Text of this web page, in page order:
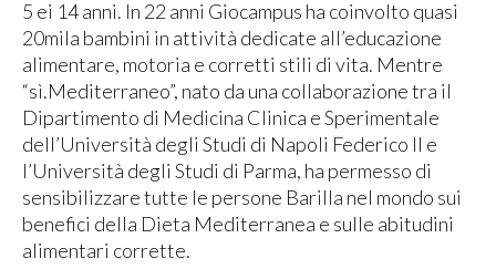
5 ei 14 anni. In 22 anni Giocampus ha coinvolto quasi
20mila bambini in attività dedicate all’educazione
alimentare, motoria e corretti stili di vita. Mentre
“sì.Mediterraneo”, nato da una collaborazione tra il
Dipartimento di Medicina Clinica e Sperimentale
dell’Università degli Studi di Napoli Federico II e
l’Università degli Studi di Parma, ha permesso di
sensibilizzare tutte le persone Barilla nel mondo sui
benefici della Dieta Mediterranea e sulle abitudini
alimentari corrette.